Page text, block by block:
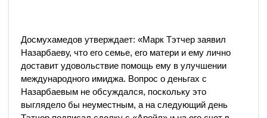
Досмухамедов утверждает: «Марк Тэтчер заявил
Назарбаеву, что его семье, его матери и ему лично
доставит удовольствие помощь ему в улучшении
международного имиджа. Вопрос о деньгах с
Назарбаевым не обсуждался, поскольку это
выглядело бы неуместным, а на следующий день